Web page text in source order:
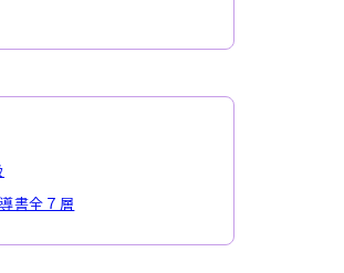
書全７層